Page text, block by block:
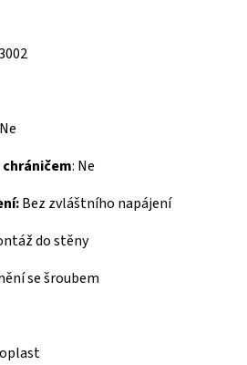
Ne
: Ne
Bez zvláštního napájení
do stěny
se šroubem